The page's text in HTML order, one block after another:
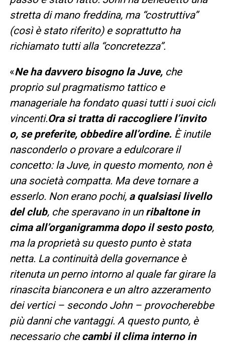
stretta di mano freddina, ma “costruttiva”
(così è stato riferito) e soprattutto ha
richiamato tutti alla “concretezza”.
«Ne ha davvero bisogno la Juve,che
proprio sul pragmatismo tattico e
manageriale ha fondato quasi tutti i suoi cicli
vincenti.Ora si tratta di raccogliere l’invito
o, se preferite, obbedire all’ordine. È inutile
nasconderlo o provare a edulcorare il
concetto: la Juve, in questo momento, non è
una società compatta. Ma deve tornare a
esserlo. Non erano pochi, a qualsiasi livello
del club, che speravano in un ribaltone in
cima all’organigramma dopo il sesto posto,
ma la proprietà su questo punto è stata
netta. La continuità della governance è
ritenuta un perno intorno al quale far girare la
rinascita bianconera e un altro azzeramento
dei vertici – secondo John – provocherebbe
più danni che vantaggi. A questo punto, è
necessario che cambi il clima interno in